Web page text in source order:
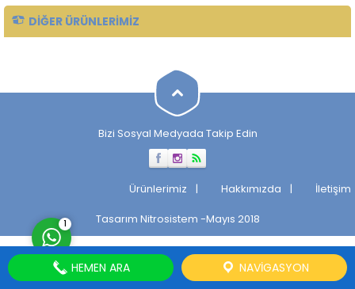
DIĞER ÜRÜNLERIMIZ
Bizi Sosyal Medyada Takip Edin
Ürünlerimiz Hakkımızda
İletişim
Tasarım Nitrosistem -Mayıs 2018
Cevap Yaz
1
HEMEN ARA NAVIGASYON